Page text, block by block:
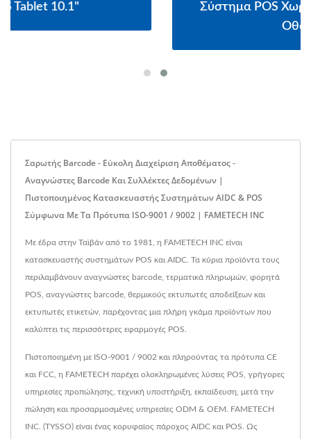
Σύστημα POS Χωρίς Ανεμιστήρα 15.6" Με
Οθόνη Αφής
Σαρωτής Barcode - Εύκολη Διαχείριση Αποθέματος -
Αναγνώστες Barcode Και Συλλέκτες Δεδομένων |
Πιστοποιημένος Κατασκευαστής Συστημάτων AIDC & POS
Σύμφωνα Με Τα Πρότυπα ISO-9001 / 9002 | FAMETECH INC
Με έδρα στην Ταϊβάν από το 1981, η FAMETECH INC είναι
κατασκευαστής συστημάτων POS και AIDC. Τα κύρια προϊόντα τους
περιλαμβάνουν αναγνώστες barcode, τερματικά πληρωμών, φορητά
POS, αναγνώστες barcode, θερμικούς εκτυπωτές αποδείξεων και
εκτυπωτές ετικετών, παρέχοντας μια πλήρη γκάμα προϊόντων που
καλύπτει τις περισσότερες εφαρμογές POS.
Πιστοποιημένη με ISO-9001 / 9002 και πληρούντας τα πρότυπα CE
και FCC, η FAMETECH παρέχει ολοκληρωμένες λύσεις POS, γρήγορες
υπηρεσίες προπώλησης, τεχνική υποστήριξη, εκπαίδευση, μετά την
πώληση και προσαρμοσμένες υπηρεσίες ODM & OEM. FAMETECH
INC. (TYSSO) είναι ένας κορυφαίος πάροχος AIDC και POS. Ως